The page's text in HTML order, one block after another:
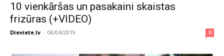
10 vienkāršas un pasakaini skaistas
frizūras (+VIDEO)
Dieviete.lv - 08/04/2019 0